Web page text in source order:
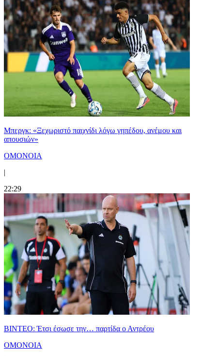
Μπεργκ: «Ξεχωριστό παιχνίδι λόγω γηπέδου, ανέμου και
απουσιών»
ΟΜΟΝΟΙΑ
|
22:29
ΒΙΝΤΕΟ: Έτσι έσωσε την… παρτίδα ο Αντρέου
ΟΜΟΝΟΙΑ